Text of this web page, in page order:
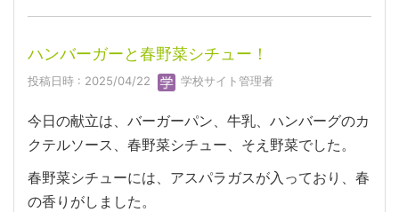
ハンバーガーと春野菜シチュー！
投稿日時 : 2025/04/22 学校サイト管理者
今日の献立は、バーガーパン、牛乳、ハンバーグのカ
クテルソース、春野菜シチュー、そえ野菜でした。
春野菜シチューには、アスパラガスが入っており、春
の香りがしました。